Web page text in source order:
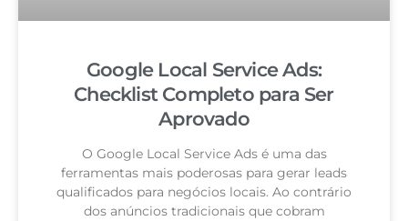
Google Local Service Ads:
Checklist Completo para Ser
Aprovado
O Google Local Service Ads é uma das
ferramentas mais poderosas para gerar leads
qualificados para negócios locais. Ao contrário
dos anúncios tradicionais que cobram